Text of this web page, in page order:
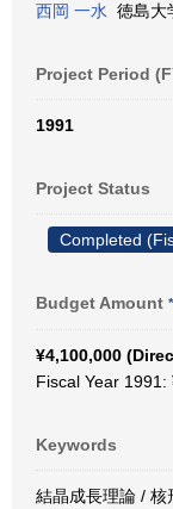
西岡 一水 徳島大
Project Period
1991
Project Status
Completed
Budget Amount
¥4,100,000
Fiscal Year
Keywords
結晶成長理論 / 核